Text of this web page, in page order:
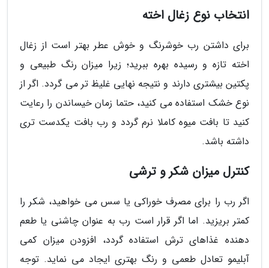
انتخاب نوع زغال اخته
برای داشتن رب خوشرنگ و خوش عطر بهتر است از زغال
اخته تازه و رسیده بهره ببرید؛ زیرا میزان رنگ طبیعی و
پکتین بیشتری دارند و نتیجه نهایی غلیظ تر می گردد. اگر از
نوع خشک استفاده می کنید، حتما زمان خیساندن را رعایت
کنید تا بافت میوه کاملا نرم گردد و رب بافت یکدست تری
داشته باشد.
کنترل میزان شکر و ترشی
اگر رب را برای مصرف خوراکی یا سس می خواهید، شکر را
کمتر بریزید. اما اگر قرار است رب به عنوان چاشنی یا طعم
دهنده غذاهای ترش استفاده گردد، افزودن میزان کمی
آبلیمو تعادل طعمی و رنگ بهتری ایجاد می نماید. توجه